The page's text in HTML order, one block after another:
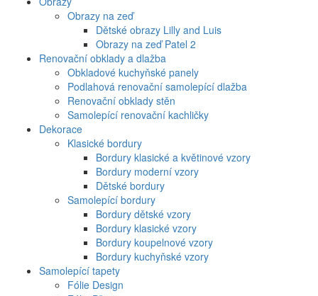
Obrazy na zeď
Dětské obrazy Lilly and Luis
Obrazy na zeď Patel 2
Renovační obklady a dlažba
Obkladové kuchyňské panely
Podlahová renovační samolepící dlažba
Renovační obklady stěn
Samolepící renovační kachličky
Dekorace
Klasické bordury
Bordury klasické a květinové vzory
Bordury moderní vzory
Dětské bordury
Samolepící bordury
Bordury dětské vzory
Bordury klasické vzory
Bordury koupelnové vzory
Bordury kuchyňské vzory
Samolepící tapety
Fólie Design